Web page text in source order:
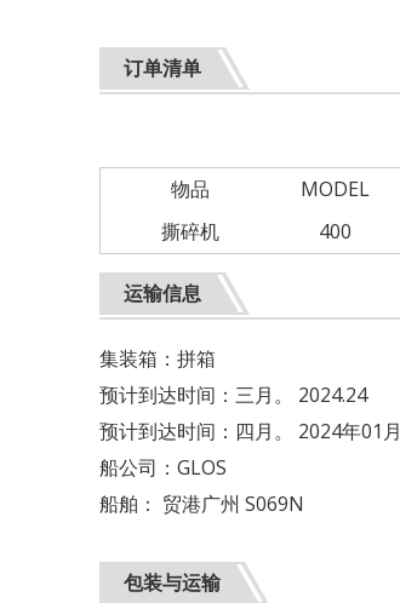
订单清单
物品 MODEL
撕碎机
400
运输信息
集装箱：拼箱
预计到达时间：三月。 2024.24
预计到达时间：四月。 2024年01月
船公司：GLOS
船舶： 贸港广州 S069N
包装与运输